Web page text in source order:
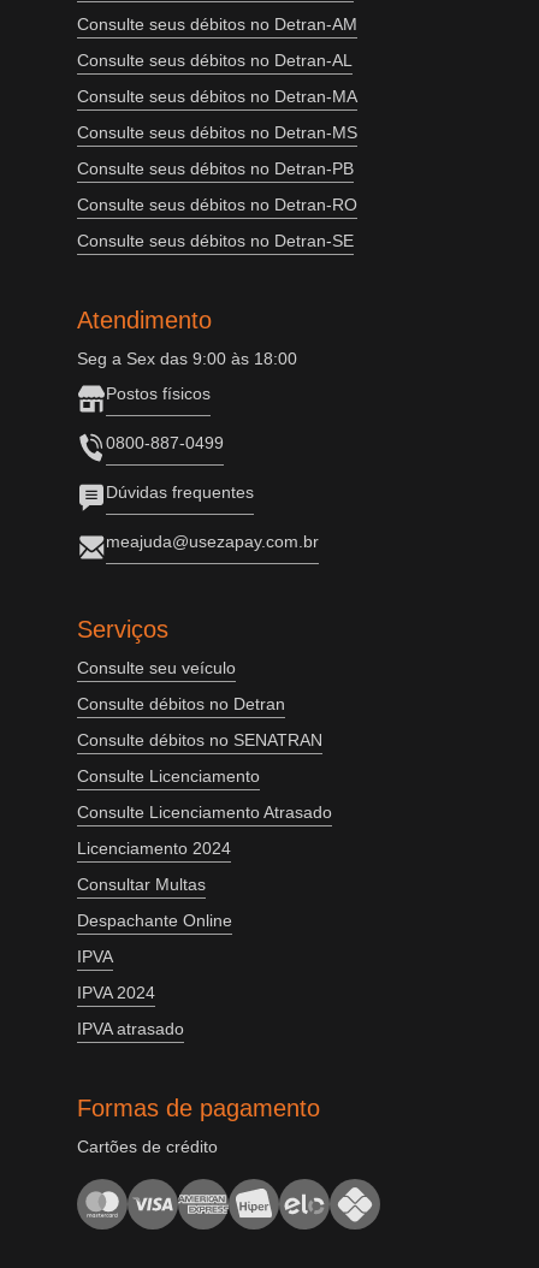
Consulte seus débitos no Detran-AM
Consulte seus débitos no Detran-AL
Consulte seus débitos no Detran-MA
Consulte seus débitos no Detran-MS
Consulte seus débitos no Detran-PB
Consulte seus débitos no Detran-RO
Consulte seus débitos no Detran-SE
Atendimento
Seg a Sex das 9:00 às 18:00
Postos físicos
0800-887-0499
Dúvidas frequentes
meajuda@usezapay.com.br
Serviços
Consulte seu veículo
Consulte débitos no Detran
Consulte débitos no SENATRAN
Consulte Licenciamento
Consulte Licenciamento Atrasado
Licenciamento 2024
Consultar Multas
Despachante Online
IPVA
IPVA 2024
IPVA atrasado
Formas de pagamento
Cartões de crédito